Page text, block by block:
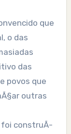
que
o das
das
povos que
outras
foi construÃ­